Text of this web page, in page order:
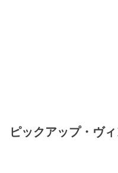
ピックアップ・ヴ